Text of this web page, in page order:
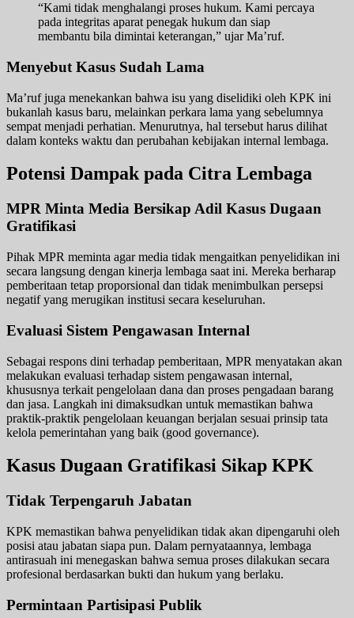
“Kami tidak menghalangi proses hukum. Kami percaya
pada integritas aparat penegak hukum dan siap
membantu bila dimintai keterangan,” ujar Ma’ruf.
Menyebut Kasus Sudah Lama
Ma’ruf juga menekankan bahwa isu yang diselidiki oleh KPK ini
bukanlah kasus baru, melainkan perkara lama yang sebelumnya
sempat menjadi perhatian. Menurutnya, hal tersebut harus dilihat
dalam konteks waktu dan perubahan kebijakan internal lembaga.
Potensi Dampak pada Citra Lembaga
MPR Minta Media Bersikap Adil Kasus Dugaan
Gratifikasi
Pihak MPR meminta agar media tidak mengaitkan penyelidikan ini
secara langsung dengan kinerja lembaga saat ini. Mereka berharap
pemberitaan tetap proporsional dan tidak menimbulkan persepsi
negatif yang merugikan institusi secara keseluruhan.
Evaluasi Sistem Pengawasan Internal
Sebagai respons dini terhadap pemberitaan, MPR menyatakan akan
melakukan evaluasi terhadap sistem pengawasan internal,
khususnya terkait pengelolaan dana dan proses pengadaan barang
dan jasa. Langkah ini dimaksudkan untuk memastikan bahwa
praktik-praktik pengelolaan keuangan berjalan sesuai prinsip tata
kelola pemerintahan yang baik (good governance).
Kasus Dugaan Gratifikasi Sikap KPK
Tidak Terpengaruh Jabatan
KPK memastikan bahwa penyelidikan tidak akan dipengaruhi oleh
posisi atau jabatan siapa pun. Dalam pernyataannya, lembaga
antirasuah ini menegaskan bahwa semua proses dilakukan secara
profesional berdasarkan bukti dan hukum yang berlaku.
Permintaan Partisipasi Publik